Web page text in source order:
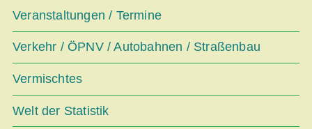
Veranstaltungen / Termine
Verkehr / ÖPNV / Autobahnen / Straßenbau
Vermischtes
Welt der Statistik